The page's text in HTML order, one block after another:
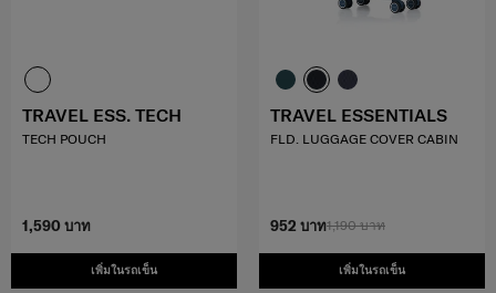
1,590 บาท
เพิ่มในรถเข็น
TRAVEL ESS. TECH
TECH POUCH
1,190 บาท
952 บาท
เพิ่มในรถเข็น
TRAVEL ESSENTIALS
FLD. LUGGAGE COVER CABIN